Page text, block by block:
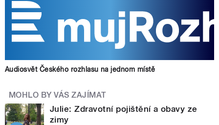
Audiosvět Českého rozhlasu na jednom místě
MOHLO BY VÁS ZAJÍMAT
Julie: Zdravotní pojištění a obavy ze
zimy